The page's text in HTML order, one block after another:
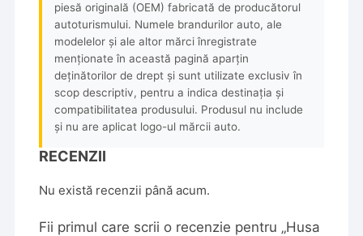
piesă originală (OEM) fabricată de producătorul
autoturismului. Numele brandurilor auto, ale
modelelor și ale altor mărci înregistrate
menționate în această pagină aparțin
deținătorilor de drept și sunt utilizate exclusiv în
scop descriptiv, pentru a indica destinația și
compatibilitatea produsului. Produsul nu include
și nu are aplicat logo-ul mărcii auto.
RECENZII
Nu există recenzii până acum.
Fii primul care scrii o recenzie pentru „Husa